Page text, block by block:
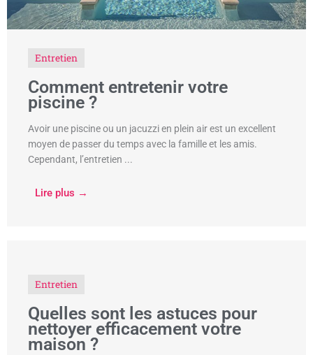
Entretien
Comment entretenir votre
piscine ?
Avoir une piscine ou un jacuzzi en plein air est un excellent
moyen de passer du temps avec la famille et les amis.
Cependant, l’entretien ...
Lire plus →
Entretien
Quelles sont les astuces pour
nettoyer efficacement votre
maison ?